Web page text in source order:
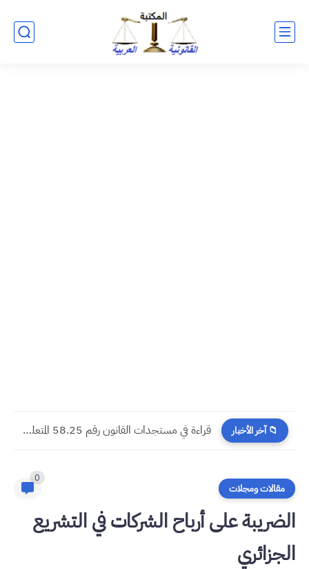
📁 آخر الأخبار مسجدات جرائم الشيك في قانون المسطرة المدنية الجديد
مقالات ومجلات
0
الضريبة على أرباح الشركات في التشريع
الجزائري